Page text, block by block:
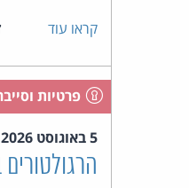
קראו עוד
פרטיות
5 באוגוסט 2026